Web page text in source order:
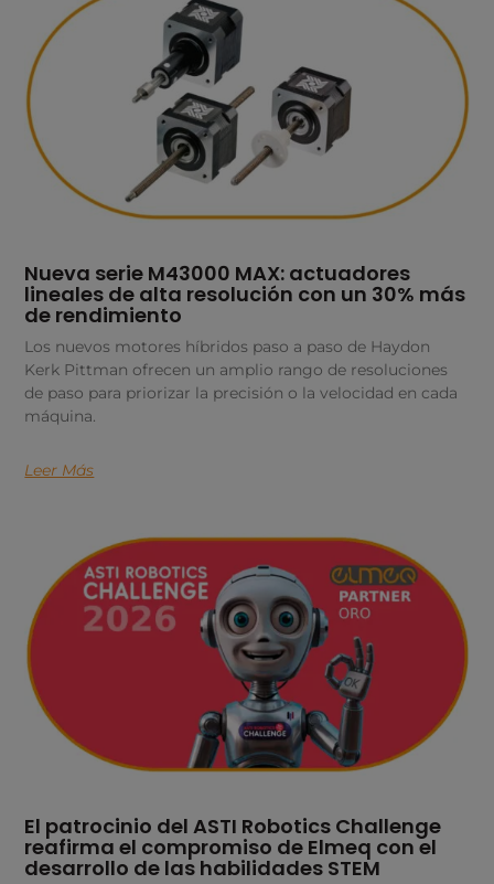
Nueva serie M43000 MAX: actuadores
lineales de alta resolución con un 30% más
de rendimiento
Los nuevos motores híbridos paso a paso de Haydon
Kerk Pittman ofrecen un amplio rango de resoluciones
de paso para priorizar la precisión o la velocidad en cada
máquina.
Leer Más
El patrocinio del ASTI Robotics Challenge
reafirma el compromiso de Elmeq con el
desarrollo de las habilidades STEM